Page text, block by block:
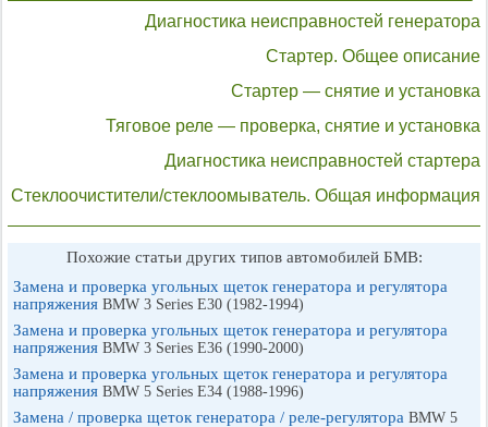
Диагностика неисправностей генератора
Стартер. Общее описание
Стартер — снятие и установка
Тяговое реле — проверка, снятие и установка
Диагностика неисправностей стартера
Стеклоочистители/стеклоомыватель. Общая информация
Похожие статьи других типов автомобилей БМВ:
Замена и проверка угольных щеток генератора и регулятора
напряжения BMW 3 Series E30 (1982-1994)
Замена и проверка угольных щеток генератора и регулятора
напряжения BMW 3 Series E36 (1990-2000)
Замена и проверка угольных щеток генератора и регулятора
напряжения BMW 5 Series E34 (1988-1996)
Замена / проверка щеток генератора / реле-регулятора BMW 5